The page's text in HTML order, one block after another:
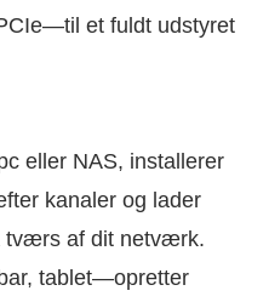
et fuldt udstyret
eller NAS, installerer
kanaler og lader
tværs af dit netværk.
tablet—opretter